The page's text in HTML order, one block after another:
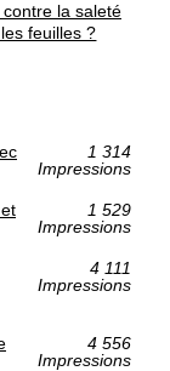
la saleté
feuilles ?
1 314
Impressions
1 529
Impressions
4 111
Impressions
4 556
Impressions